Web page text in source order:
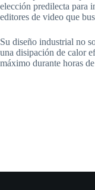
elección predilecta para
editores de video que
Su diseño industrial no
una disipación de calor
máximo durante horas